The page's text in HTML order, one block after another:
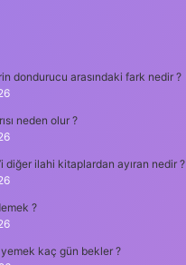
dondurucu arasındaki fark nedir ?
neden olur ?
diğer ilahi kitaplardan ayıran nedir ?
?
yemek kaç gün bekler ?